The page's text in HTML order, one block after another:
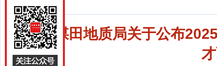
甘肃煤田地质局关于公布